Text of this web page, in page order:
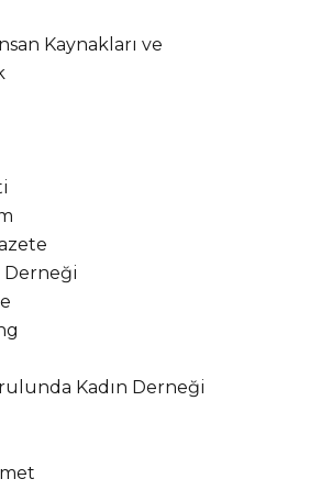
Kaynakları ve
Derneği
Kadın Derneği